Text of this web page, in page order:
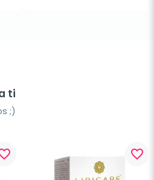
ti
;)
favorite_border